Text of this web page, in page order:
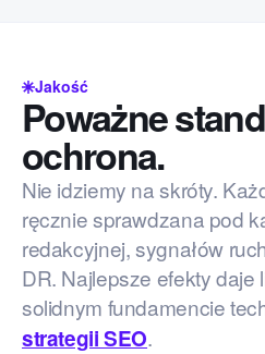
Jakość
Poważne
ochrona.
Nie idziemy na skróty.
ręcznie sprawdzana pod
redakcyjnej, sygnałów
DR. Najlepsze efekty daje
solidnym fundamencie
strategii SEO.